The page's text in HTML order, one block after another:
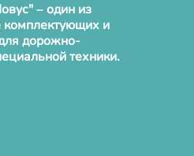
– один из
и
дорожно-
техники.